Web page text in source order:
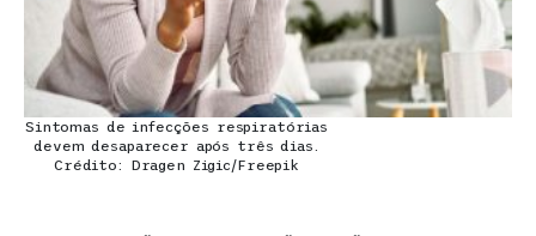
Sintomas de infecções respiratórias
devem desaparecer após três dias.
Crédito: Dragen Zigic/Freepik